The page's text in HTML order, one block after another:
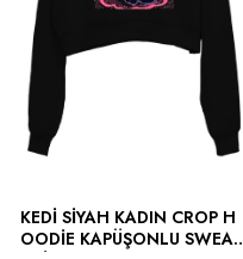
KEDI SIYAH KADIN CROP H
OODIE KAPÜŞONLU SWEAT